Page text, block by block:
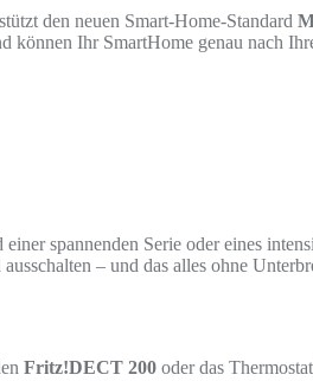
den neuen Smart-Home-Standard
Ihr SmartHome genau nach
spannenden Serie oder eines
– und das alles ohne
Fritz!DECT 200 oder das Thermostat